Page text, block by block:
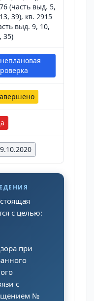
(часть выд. 5,
39), кв. 2915
выд. 9, 10,
35)
с целью:
при
с
№